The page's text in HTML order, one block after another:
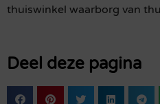
thuiswinkel waarborg van
Deel deze pagina